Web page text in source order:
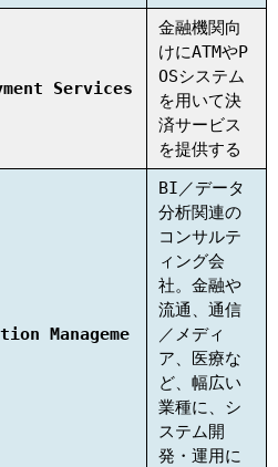
Services
金融機関向
けにATMやP
OSシステム
を用いて決
済サービス
を提供する
Manageme
BI／データ
分析関連の
コンサルテ
ィング会
社。金融や
流通、通信
／メディ
ア、医療な
ど、幅広い
業種に、シ
ステム開
発・運用に